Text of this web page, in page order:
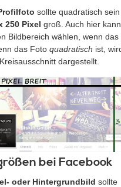
sollte quadratisch
250 Pixel groß. Auch hier
Bildbereich wählen, wenn das
das Foto quadratisch ist,
dargestellt.
bei Facebook
oder Hintergrundbild sollte